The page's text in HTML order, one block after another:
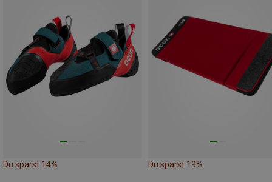
Du sparst 14% Du sparst 19%